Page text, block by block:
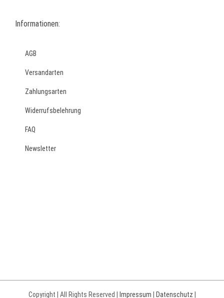
Informationen:
AGB
Versandarten
Zahlungsarten
Widerrufsbelehrung
FAQ
Newsletter
Copyright | All Rights Reserved | Impressum Datenschutz